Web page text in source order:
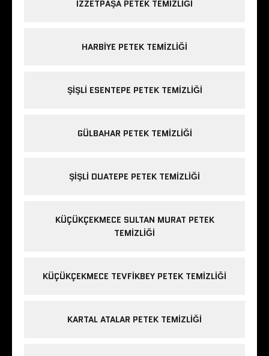
IZZETPAŞA PETEK TEMIZLIĞI
HARBIYE PETEK TEMIZLIĞI
ŞIŞLI ESENTEPE PETEK TEMIZLIĞI
GÜLBAHAR PETEK TEMIZLIĞI
ŞIŞLI DUATEPE PETEK TEMIZLIĞI
KÜÇÜKÇEKMECE SULTAN MURAT PETEK
TEMIZLIĞI
KÜÇÜKÇEKMECE TEVFIKBEY PETEK TEMIZLIĞI
KARTAL ATALAR PETEK TEMIZLIĞI